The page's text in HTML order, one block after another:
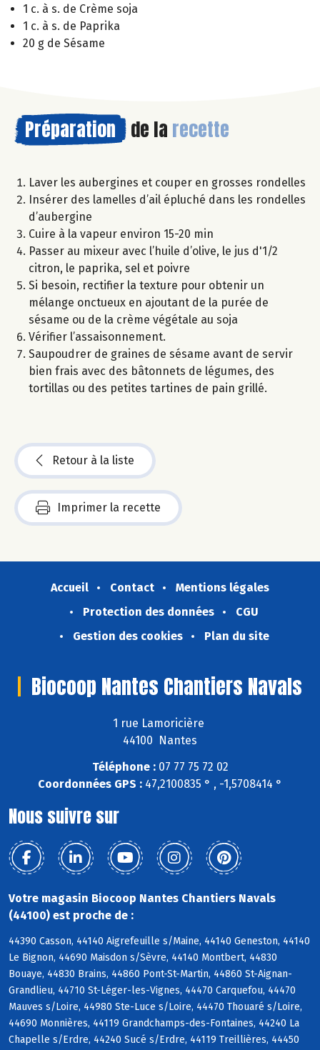
1 c. à s. de Crème soja
1 c. à s. de Paprika
20 g de Sésame
Préparation de la recette
Laver les aubergines et couper en grosses rondelles
Insérer des lamelles d’ail épluché dans les rondelles
d’aubergine
Cuire à la vapeur environ 15-20 min
Passer au mixeur avec l’huile d’olive, le jus d'1/2
citron, le paprika, sel et poivre
Si besoin, rectifier la texture pour obtenir un
mélange onctueux en ajoutant de la purée de
sésame ou de la crème végétale au soja
Vérifier l’assaisonnement.
Saupoudrer de graines de sésame avant de servir
bien frais avec des bâtonnets de légumes, des
tortillas ou des petites tartines de pain grillé.
Retour à la liste
Imprimer la recette
Accueil Contact
Mentions légales
Protection des données
CGU
Gestion des cookies
Plan du site
Biocoop Nantes Chantiers Navals
1 rue Lamoricière
44100 Nantes
Téléphone :07 77 75 72 02
Coordonnées GPS : 47,2100835 ° , -1,5708414 °
Nous suivre sur
Votre magasin Biocoop Nantes Chantiers Navals
(44100) est proche de :
44390 Casson, 44140 Aigrefeuille s/Maine, 44140 Geneston, 44140
Le Bignon, 44690 Maisdon s/Sèvre, 44140 Montbert, 44830
Bouaye, 44830 Brains, 44860 Pont-St-Martin, 44860 St-Aignan-
Grandlieu, 44710 St-Léger-les-Vignes, 44470 Carquefou, 44470
Mauves s/Loire, 44980 Ste-Luce s/Loire, 44470 Thouaré s/Loire,
44690 Monnières, 44119 Grandchamps-des-Fontaines, 44240 La
Chapelle s/Erdre, 44240 Sucé s/Erdre, 44119 Treillières, 44450